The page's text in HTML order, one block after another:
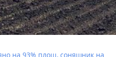
на 93% площ, соняшник на